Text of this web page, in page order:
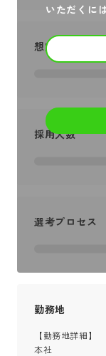
いただくに
想定年収
採用人数
選考プロセス
勤務地
【勤務地詳細】
本社